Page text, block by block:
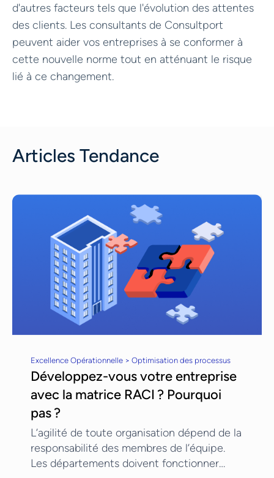
d'autres facteurs tels que l'évolution des attentes
des clients. Les consultants de Consultport
peuvent aider vos entreprises à se conformer à
cette nouvelle norme tout en atténuant le risque
lié à ce changement.
Articles Tendance
Excellence Opérationnelle > Optimisation des processus
Développez-vous votre entreprise
avec la matrice RACI ? Pourquoi
pas ?
L’agilité de toute organisation dépend de la
responsabilité des membres de l’équipe.
Les départements doivent fonctionner